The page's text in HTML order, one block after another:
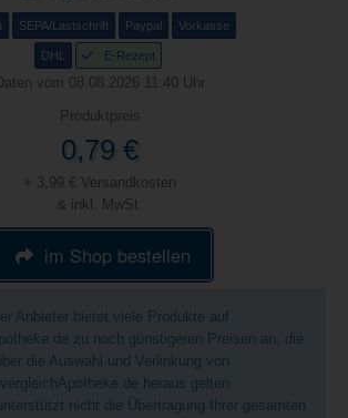
SEPA/Lastschrift Paypal Vorkasse
DHL E-Rezept
vom 08.08.2026 11:40 Uhr
Produktpreis
0,79 €
+ 3,99 € Versandkosten
& inkl. MwSt.
im Shop bestellen
Anbieter bietet viele Produkte auf
zu noch günstigeren Preisen an, die
die Auswahl und Verlinkung von
heraus gelten.
nicht die Übertragung Ihrer gesamten